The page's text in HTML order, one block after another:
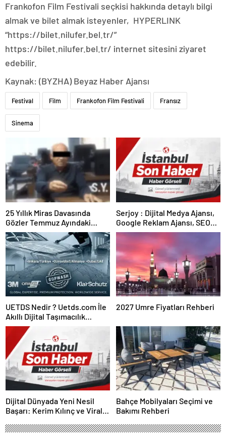
Frankofon Film Festivali seçkisi hakkında detaylı bilgi
almak ve bilet almak isteyenler, HYPERLINK
“https://bilet.nilufer.bel.tr/”
https://bilet.nilufer.bel.tr/ internet sitesini ziyaret
edebilir.
Kaynak: (BYZHA) Beyaz Haber Ajansı
Festival Film Frankofon Film Festivali Fransız
Sinema
25 Yıllık Miras Davasında
Gözler Temmuz Ayındaki
Karar Duruşmasına Çevrildi
Serjoy : Dijital Medya Ajansı,
Google Reklam Ajansı, SEO
Ajansı ve Web Tasarım Ajansı
UETDS Nedir ? Uetds.com İle
Akıllı Dijital Taşımacılık
Yazılımı
2027 Umre Fiyatları Rehberi
Dijital Dünyada Yeni Nesil
Başarı: Kerim Kılınç ve Viral
Bahçe Mobilyaları Seçimi ve
Bakımı Rehberi